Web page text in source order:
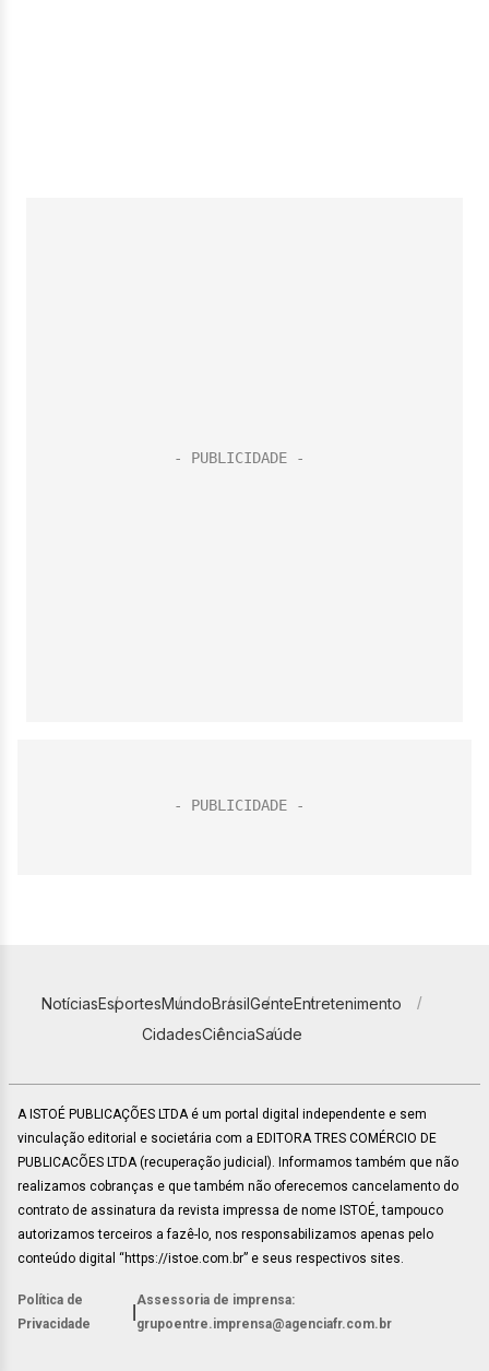
NotíciasEsportesMundoBrasilGenteEntretenimento
CidadesCiênciaSaúde
A ISTOÉ PUBLICAÇÕES LTDA é um portal digital independente e sem
vinculação editorial e societária com a EDITORA TRES COMÉRCIO DE
PUBLICACÕES LTDA (recuperação judicial). Informamos também que não
realizamos cobranças e que também não oferecemos cancelamento do
contrato de assinatura da revista impressa de nome ISTOÉ, tampouco
autorizamos terceiros a fazê-lo, nos responsabilizamos apenas pelo
conteúdo digital “https://istoe.com.br” e seus respectivos sites.
Política de
Privacidade
Assessoria de imprensa:
grupoentre.imprensa@agenciafr.com.br